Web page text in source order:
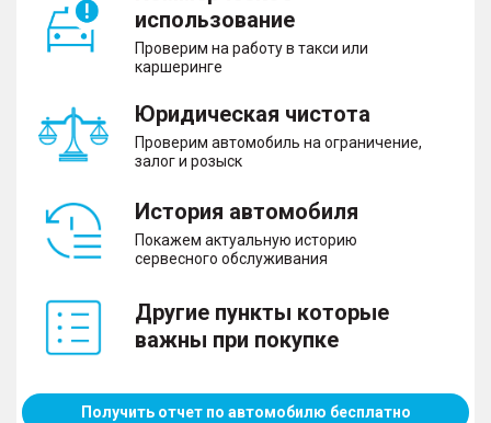
использование
Проверим на работу в такси или
каршеринге
Юридическая чистота
Проверим автомобиль на ограничение,
залог и розыск
История автомобиля
Покажем актуальную историю
сервесного обслуживания
Другие пункты которые
важны при покупке
Получить отчет по автомобилю бесплатно